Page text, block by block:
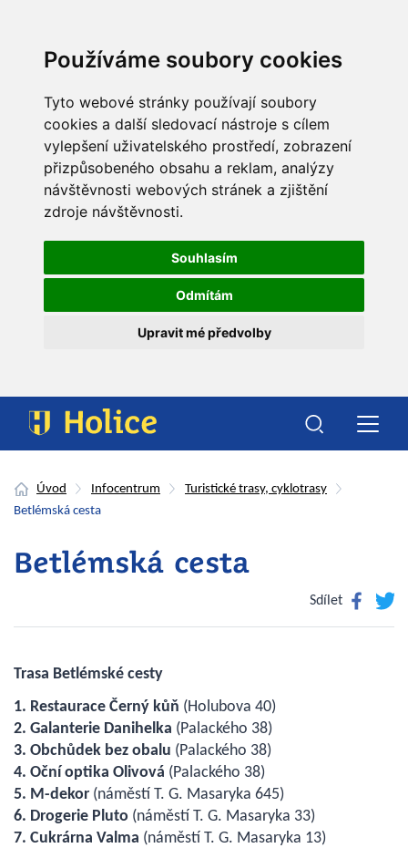
Používáme soubory cookies
Tyto webové stránky používají soubory
cookies a další sledovací nástroje s cílem
vylepšení uživatelského prostředí, zobrazení
přizpůsobeného obsahu a reklam, analýzy
návštěvnosti webových stránek a zjištění
zdroje návštěvnosti.
Souhlasím
Odmítám
Upravit mé předvolby
Úvod Infocentrum
Turistické trasy, cyklotrasy
Betlémská cesta
Betlémská cesta
Sdílet Facebook
Trasa Betlémské cesty
1. Restaurace Černý kůň (Holubova 40)
2. Galanterie Danihelka (Palackého 38)
3. Obchůdek bez obalu (Palackého 38)
4. Oční optika Olivová (Palackého 38)
5. M-dekor (náměstí T. G. Masaryka 645)
6. Drogerie Pluto (náměstí T. G. Masaryka 33)
7. Cukrárna Valma (náměstí T. G. Masaryka 13)